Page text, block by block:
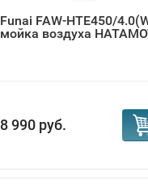
Funai FAW-HTE450/
мойка воздуха
8 990 руб.